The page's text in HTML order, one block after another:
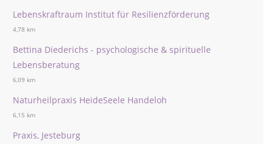
Lebenskraftraum Institut für Resilienzförderung
4,78 km
Bettina Diederichs - psychologische & spirituelle
Lebensberatung
6,09 km
Naturheilpraxis HeideSeele Handeloh
6,15 km
Praxis, Jesteburg